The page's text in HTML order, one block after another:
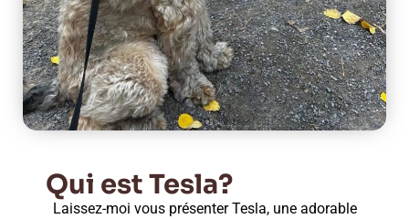
Qui est Tesla?
Laissez-moi vous présenter Tesla, une adorable